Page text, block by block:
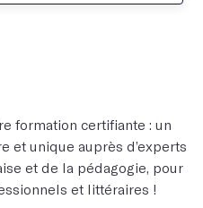
formation certifiante : un
et unique auprès d’experts
et de la pédagogie, pour
et littéraires !